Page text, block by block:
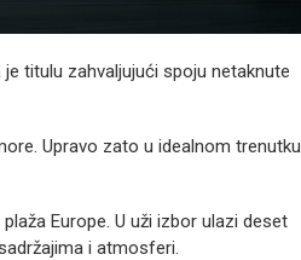
titulu zahvaljujući spoju netaknute
Upravo zato u idealnom trenutku
Europe. U uži izbor ulazi deset
i atmosferi.